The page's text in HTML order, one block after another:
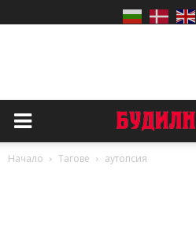
Начало Тагове аутопсия